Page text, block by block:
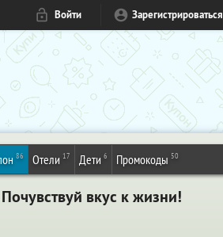
Войти Зарегистрироваться
86 Отели 17 Дети 6 Промокоды 50
вкус к жизни!